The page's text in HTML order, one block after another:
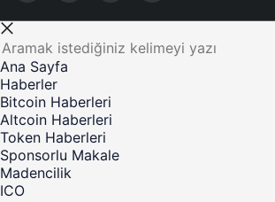
Ana Sayfa
Haberler
Bitcoin Haberleri
Altcoin Haberleri
Token Haberleri
Sponsorlu Makale
Madencilik
ICO